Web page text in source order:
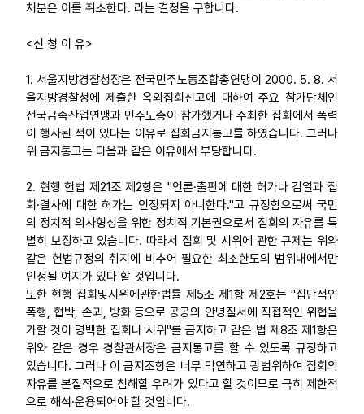
처분은 이를 취소한다. 라는 결정을 구합니다.
<신 청 이 유>
1. 서울지방경찰청장은 전국민주노동조합총연맹이 2000. 5. 8. 서
울지방경찰청에 제출한 옥외집회신고에 대하여 주요 참가단체인
전국금속산업연맹과 민주노총이 참가했거나 주최한 집회에서 폭력
이 행사된 적이 있다는 이유로 집회금지통고를 하였습니다. 그러나
위 금지통고는 다음과 같은 이유에서 부당합니다.
2. 현행 헌법 제21조 제2항은 "언론·출판에 대한 허가나 검열과 집
회·결사에 대한 허가는 인정되지 아니한다."고 규정함으로써 국민
의 정치적 의사형성을 위한 정치적 기본권으로서 집회의 자유를 특
별히 보장하고 있습니다. 따라서 집회 및 시위에 관한 규제는 위와
같은 헌법규정의 취지에 비추어 필요한 최소한도의 범위내에서만
인정될 여지가 있다 할 것입니다.
또한 현행 집회및시위에관한법률 제5조 제1항 제2호는 "집단적인
폭행, 협박, 손괴, 방화 등으로 공공의 안녕질서에 직접적인 위협을
가할 것이 명백한 집회나 시위"를 금지하고 같은 법 제8조 제1항은
위와 같은 경우 경찰관서장은 금지통고를 할 수 있도록 규정하고
있습니다. 그러나 이 금지조항은 너무 막연하고 광범위하여 집회의
자유를 본질적으로 침해할 우려가 있다고 할 것이므로 극히 제한적
으로 해석·운용되어야 할 것입니다.